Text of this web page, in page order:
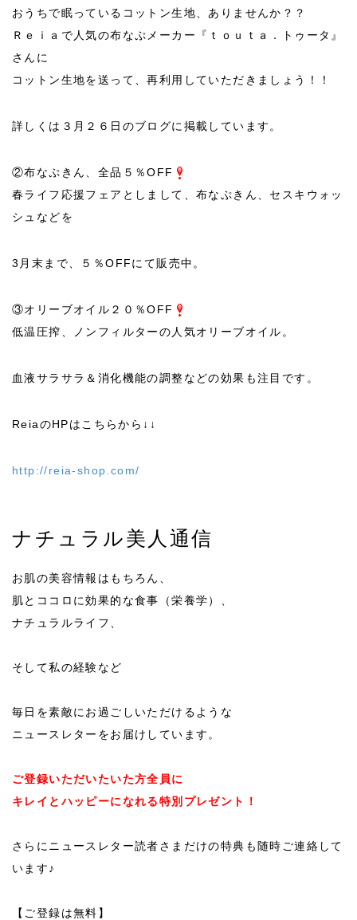
おうちで眠っているコットン生地、ありませんか？？
Ｒｅｉａで人気の布なぷメーカー『ｔｏｕｔａ．トゥータ』
さんに
コットン生地を送って、再利用していただきましょう！！
詳しくは３月２６日のブログに掲載しています。
②布なぷきん、全品５％OFF
春ライフ応援フェアとしまして、布なぷきん、セスキウォッ
シュなどを
3月末まで、５％OFFにて販売中。
③オリーブオイル２０％OFF
低温圧搾、ノンフィルターの人気オリーブオイル。
血液サラサラ＆消化機能の調整などの効果も注目です。
ReiaのHPはこちらから↓↓
http://reia-shop.com/
ナチュラル美人通信
お肌の美容情報はもちろん、
肌とココロに効果的な食事（栄養学）、
ナチュラルライフ、
そして私の経験など
毎日を素敵にお過ごしいただけるような
ニュースレターをお届けしています。
ご登録いただいたいた方全員に
キレイとハッピーになれる特別プレゼント！
さらにニュースレター読者さまだけの特典も随時ご連絡して
います♪
【ご登録は無料】